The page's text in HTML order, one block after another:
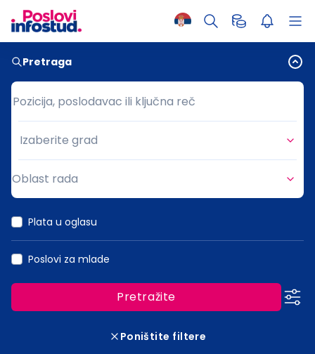
Pretraga
Pozicija, poslodavac ili ključna reč
Pozicija, poslodavac ili ključna reč
Grad
Izaberite grad
Oblast rada
Plata u oglasu
Poslovi za mlade
Pretražite
Poništite filtere